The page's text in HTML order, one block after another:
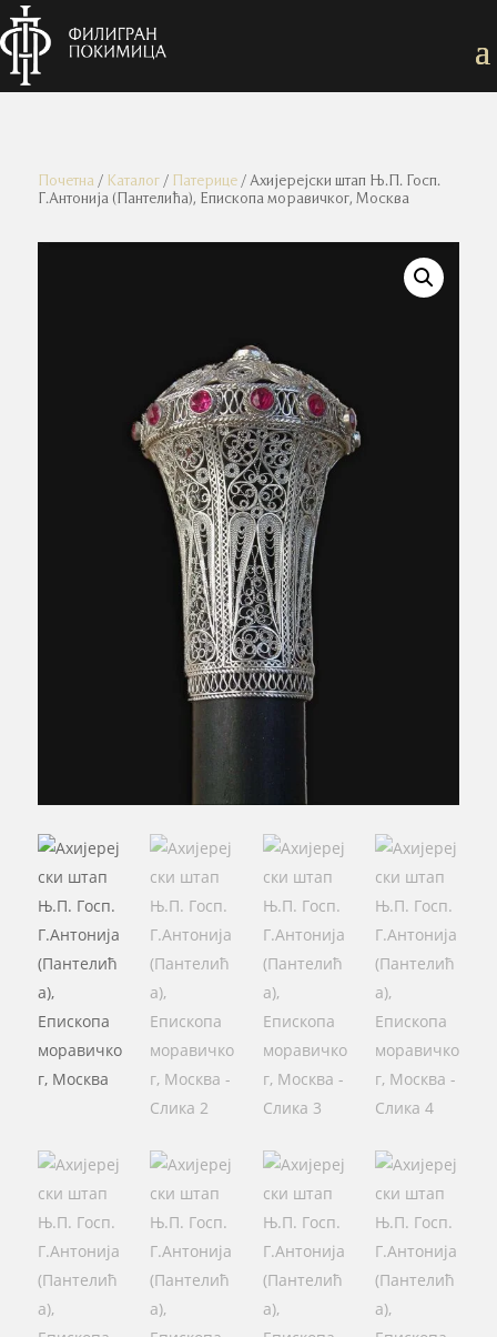
Почетна/ Каталог/ Патерице/ Ахијерејски штап Њ.П. Госп.
Г.Антонија (Пантелића), Епископа моравичког, Москва